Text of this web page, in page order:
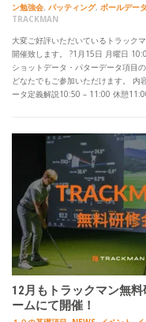
ン勉強会, パッティング, ボールデータ
TRACKMAN
大変ご好評いただいているトラック
開催致します。 ?1月15日 月曜日
ショットデータ・パターデータ項目
どなたでもご参加いただけます。
ータ定義解説10:50 – 11:00 休憩
12月もトラックマン無
ームにて開催！